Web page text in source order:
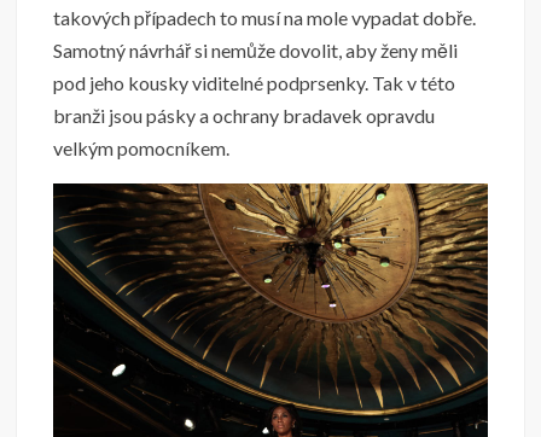
takových případech to musí na mole vypadat dobře.
Samotný návrhář si nemůže dovolit, aby ženy měli
pod jeho kousky viditelné podprsenky. Tak v této
branži jsou pásky a ochrany bradavek opravdu
velkým pomocníkem.